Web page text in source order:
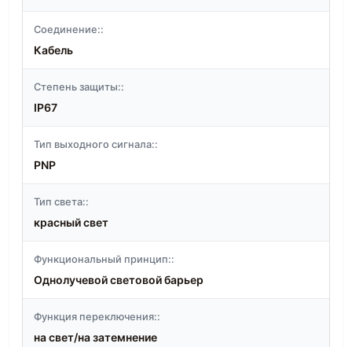
Соединение::
Кабель
Степень защиты::
IP67
Тип выходного сигнала::
PNP
Тип света::
красный свет
Функциональный принцип::
Однолучевой световой барьер
Функция переключения::
на свет/на затемнение